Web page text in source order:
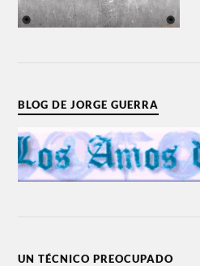
BLOG DE JORGE GUERRA
UN TÉCNICO PREOCUPADO